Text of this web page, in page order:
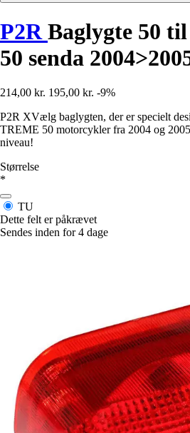
P2R Baglygte 50
50 senda
214,00 kr. 195,00 kr. -9%
P2R XVælg baglygten, der er specielt
TREME 50 motorcykler fra 2004 og
niveau!
Størrelse
*
TU
Dette felt er påkrævet
Sendes inden for 4 dage